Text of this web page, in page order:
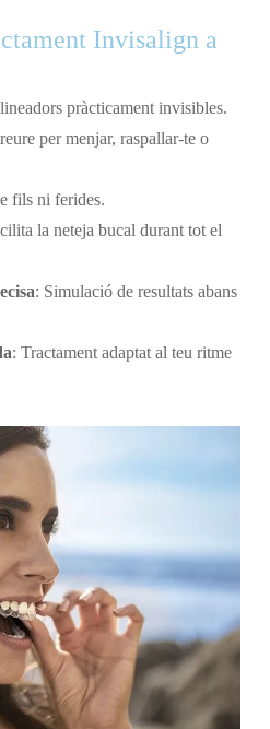
Invisalign a
pràcticament invisibles.
per menjar, raspallar-te o
fils ni ferides.
la neteja bucal durant tot el
: Simulació de resultats abans
: Tractament adaptat al teu ritme